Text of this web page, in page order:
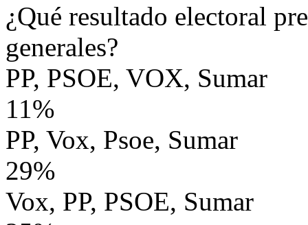
¿Qué resultado electoral
generales?
PP, PSOE, VOX, Sumar
11%
PP, Vox, Psoe, Sumar
29%
Vox, PP, PSOE, Sumar